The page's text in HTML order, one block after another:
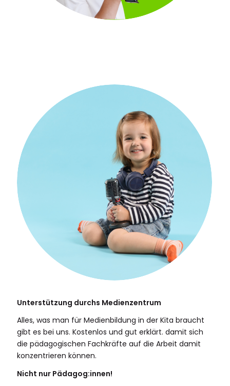
Unterstützung durchs Medienzentrum
Alles, was man für Medienbildung in der Kita braucht
gibt es bei uns. Kostenlos und gut erklärt. damit sich
die pädagogischen Fachkräfte auf die Arbeit damit
konzentrieren können.
Nicht nur Pädagog:innen!